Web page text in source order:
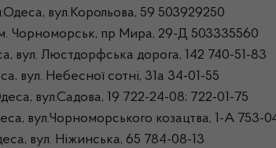
вул.Корольова, 59 503929250
Чорноморськ, пр Мира, 29-Д 503335560
Люстдорфська дорога, 142 740-51-83
вул. Небесної сотні, 31а 34-01-55
вул.Садова, 19 722-24-08; 722-01-75
вул.Чорноморського козацтва, 1-А 753-
вул. Ніжинська, 65 784-08-13